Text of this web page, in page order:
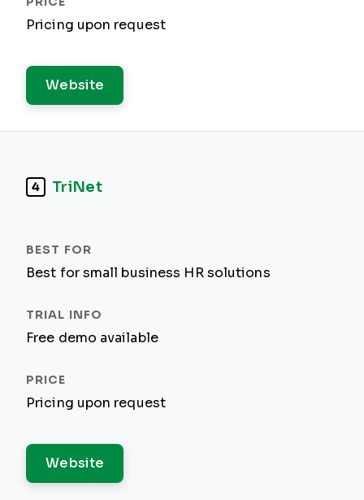
Pricing upon request
Website
4 TriNet
Best for small business HR solutions
Free demo available
Pricing upon request
Website